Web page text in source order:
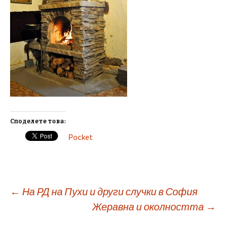
Споделете това:
Pocket
Post
← На РД на Пухи и други случки в София
Жеравна и околността →